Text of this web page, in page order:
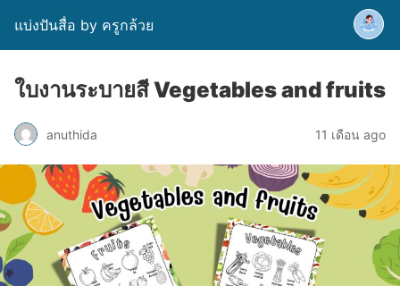
แบ่งปันสื่อ by ครูกล้วย
ใบงานระบายสี Vegetables and fruits
anuthida 11 เดือน ago